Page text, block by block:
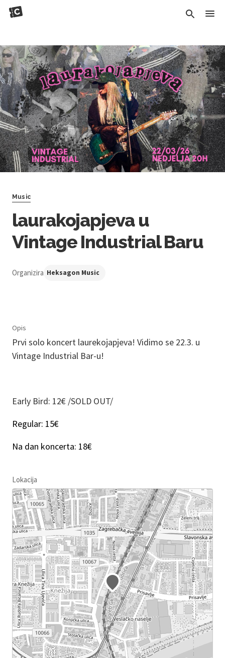
Music
laurakojapjeva u
Vintage Industrial Baru
Organizira Heksagon Music
Opis
Prvi solo koncert laurekojapjeva! Vidimo se 22.3. u
Vintage Industrial Bar-u!
Early Bird: 12€ /SOLD OUT/
Regular: 15€
Na dan koncerta: 18€
Lokacija